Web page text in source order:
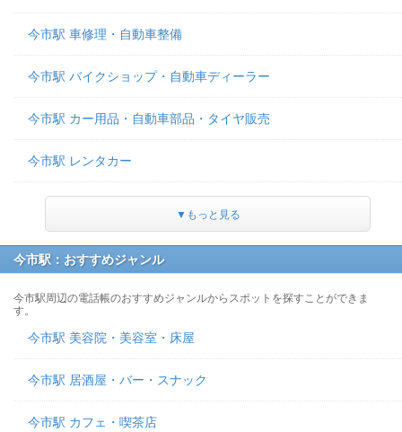
今市駅 車修理・自動車整備
今市駅 バイクショップ・自動車ディーラー
今市駅 カー用品・自動車部品・タイヤ販売
今市駅 レンタカー
▼もっと見る
今市駅：おすすめジャンル
今市駅周辺の電話帳のおすすめジャンルからスポットを探すことができま
す。
今市駅 美容院・美容室・床屋
今市駅 居酒屋・バー・スナック
今市駅 カフェ・喫茶店